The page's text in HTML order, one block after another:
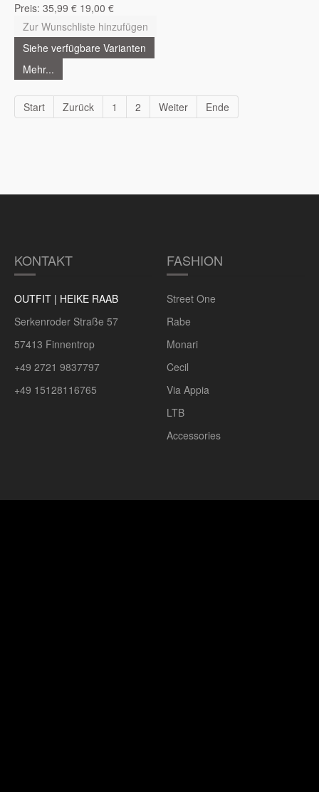
Preis: 35,99 € 19,00 €
Zur Wunschliste hinzufügen
Siehe verfügbare Varianten
Mehr...
Start Zurück 1 2 Weiter Ende
KONTAKT
OUTFIT | HEIKE RAAB
Serkenroder Straße 57
57413 Finnentrop
+49 2721 9837797
+49 15128116765
FASHION
Street One
Rabe
Monari
Cecil
Via Appia
LTB
Accessories